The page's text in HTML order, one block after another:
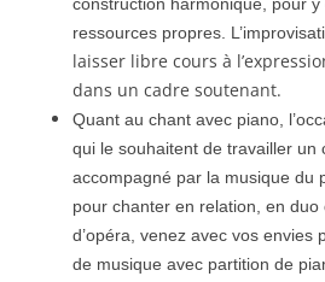
construction harmonique, pour
ressources propres.
laisser libre cours à
dans un cadre soutenant.
Quant au chant avec piano,
qui le souhaitent de travailler un
accompagné par la musique du
pour chanter en relation, en
d’opéra, venez avec vos envies
de musique avec partition de